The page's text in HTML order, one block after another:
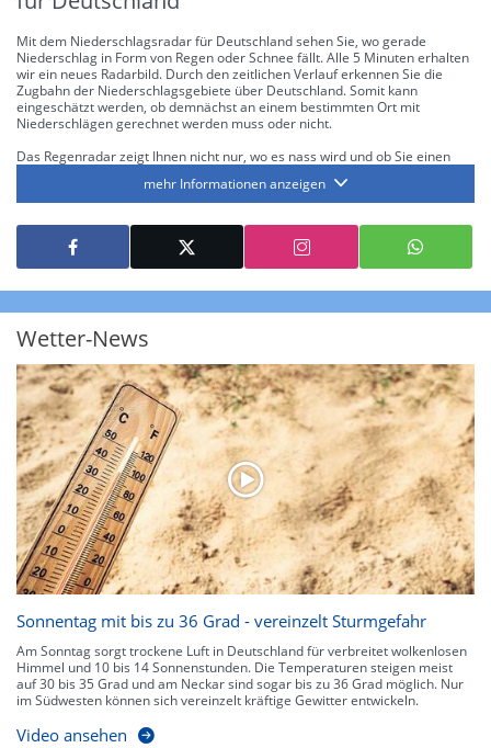
Mit dem Niederschlagsradar für Deutschland sehen Sie, wo gerade
Niederschlag in Form von Regen oder Schnee fällt. Alle 5 Minuten erhalten
wir ein neues Radarbild. Durch den zeitlichen Verlauf erkennen Sie die
Zugbahn der Niederschlagsgebiete über Deutschland. Somit kann
eingeschätzt werden, ob demnächst an einem bestimmten Ort mit
Niederschlägen gerechnet werden muss oder nicht.
Das Regenradar zeigt Ihnen nicht nur, wo es nass wird und ob Sie einen
die Niederschlagsintensität. Diese bezieht sich laut offiziellen Richtlinien
jeweils auf die Niederschlagsmenge in l/m² pro Stunde Regen- bzw.
Schneefall. Die 6 Stufen sind wie folgt gegliedert: Die hellen Blautöne
symbolisieren leichte bis mäßige Regen- bzw. Schneefälle mit einer
Intensität bis 8.1 l/m² pro Stunde. Dunkelblau repräsentiert mäßige bis
starke Niederschläge bis 35 l/m² pro Stunde. Hier können bereits Gewitter
auftreten. Extreme bzw. unwetterartige Niederschlagsereignisse mit
über 150 l/m² pro Stunde an. Solche
Neben der Niederschlagsintensität kann auch die Zuggeschwindigkeit der
Niederschlagsgebiete und damit die Niederschlagsdauer abgeschätzt
werden. Neben der 5-minütigen Radaraufzeichnung gibt es eine
Niederschlagsprognosefür die nächsten 2 Stunden. So sehen Sie genau,
wann und wo in Deutschland mit Regen oder Schneefall zu rechnen ist bzw.
kennen zu jeder Zeit den genauen Verlauf einer Niederschlagsfront.
mehr Informationen anzeigen
Wetter-News
Sonnentag mit bis zu 36 Grad - vereinzelt Sturmgefahr
Am Sonntag sorgt trockene Luft in Deutschland für verbreitet wolkenlosen
Himmel und 10 bis 14 Sonnenstunden. Die Temperaturen steigen meist
auf 30 bis 35 Grad und am Neckar sind sogar bis zu 36 Grad möglich. Nur
im Südwesten können sich vereinzelt kräftige Gewitter entwickeln.
Video ansehen